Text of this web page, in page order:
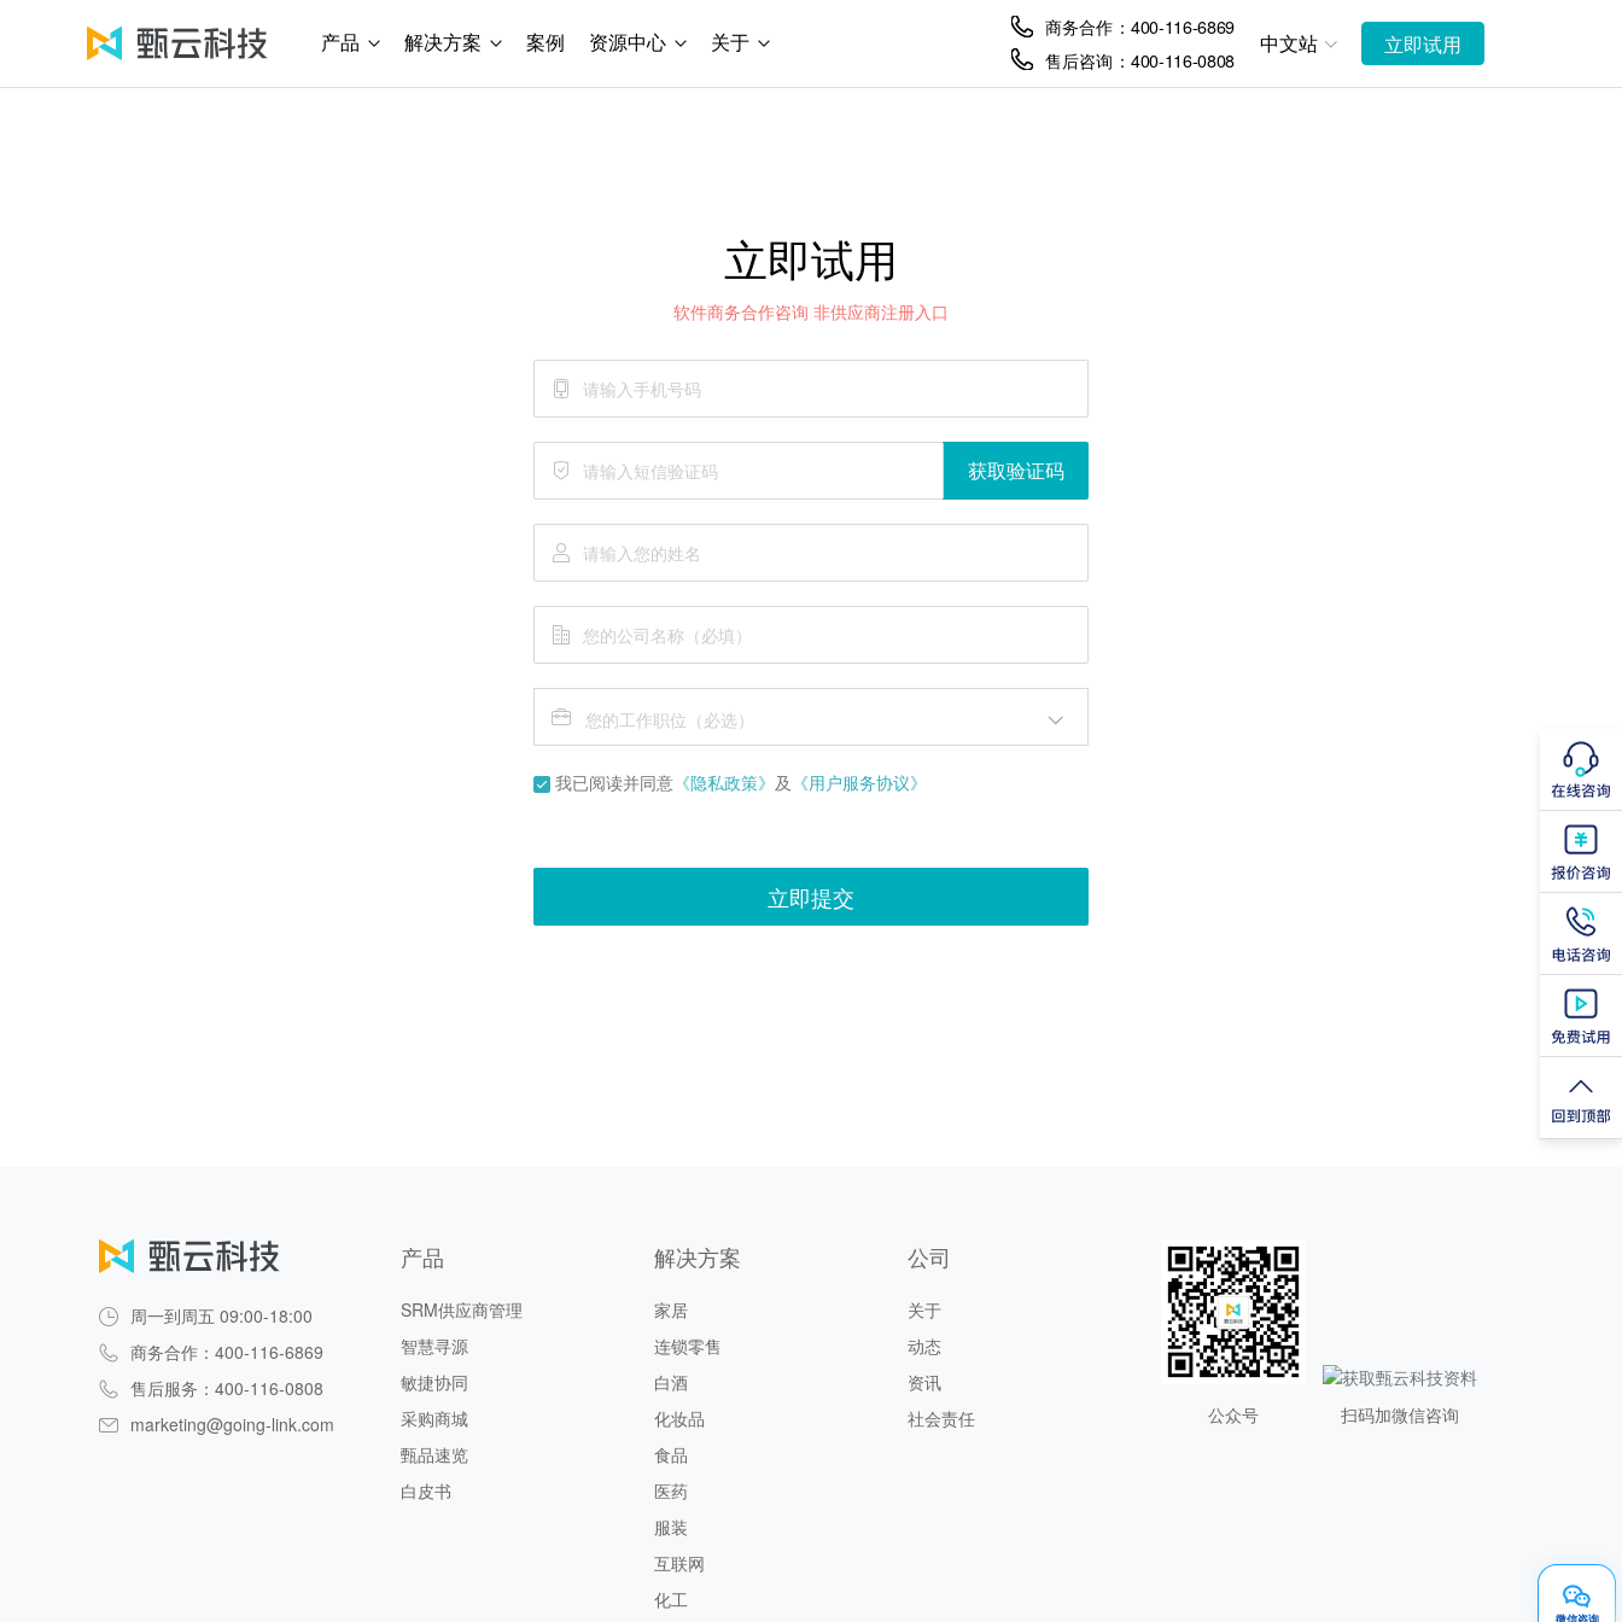
产品 解决方案 案例 资源中心 关于
商务合作：400-116-6869
售后咨询：400-116-0808
中文站 立即试用
立即试用
软件商务合作咨询 非供应商注册入口
获取验证码
您的工作职位（必选）
我已阅读并同意 《隐私政策》 及 《用户服务协议》
立即提交
周一到周五 09:00-18:00
商务合作：400-116-6869
售后服务：400-116-0808
marketing@going-link.com
产品
SRM供应商管理
智慧寻源
敏捷协同
采购商城
甄品速览
白皮书
解决方案
家居
连锁零售
白酒
化妆品
食品
医药
服装
互联网
化工
公司
关于
动态
资讯
社会责任
公众号 扫码加微信咨询
微信咨询